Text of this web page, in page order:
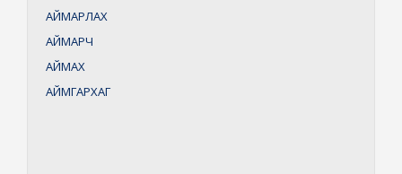
АЙМАРЛАХ
АЙМАРЧ
АЙМАХ
АЙМГАРХАГ